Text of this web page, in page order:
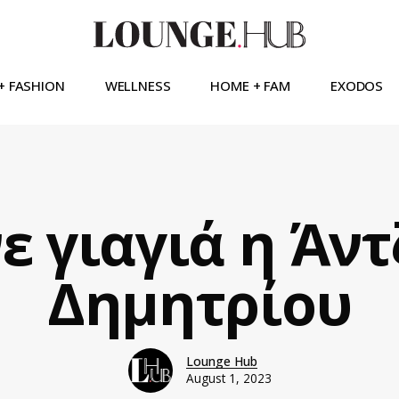
FASHION WELLNESS HOME + FAM EXODOS
γιαγιά η
Δημητρίου
Lounge Hub
August 1, 2023